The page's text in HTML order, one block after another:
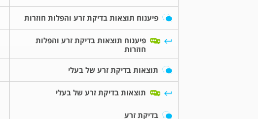
פיענוח תוצאות בדיקת זרע והפלות חוזרות
פיענוח תוצאות בדיקת זרע והפלות
חוזרות
תוצאות בדיקת זרע של בעלי
תוצאות בדיקת זרע של בעלי
בדיקת זרע